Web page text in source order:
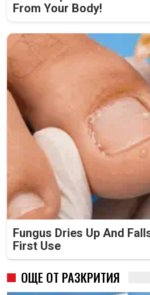
From Your Body!
Fungus Dries Up And
First Use
ОЩЕ ОТ РАЗКРИТИЯ